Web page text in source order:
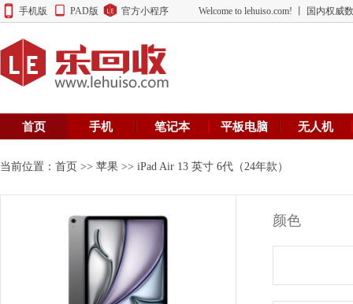
手机版 PAD版 官方小程序 Welcome to lehuiso.com! 丨 国内权威
首页 手机 笔记本 平板电脑 无人机
当前位置： 首页 >> 苹果 >> iPad Air 13 英寸 6代（24年款）
颜色